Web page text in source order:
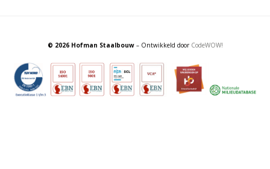
© 2026 Hofman Staalbouw– Ontwikkeld door CodeWOW!